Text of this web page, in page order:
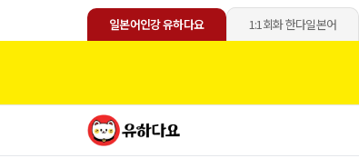
일본어인강 유하다요 1:1회화 한다일본어